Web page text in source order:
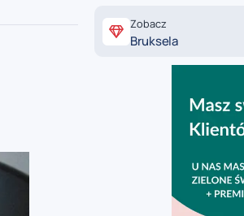
Zobacz
Bruksela